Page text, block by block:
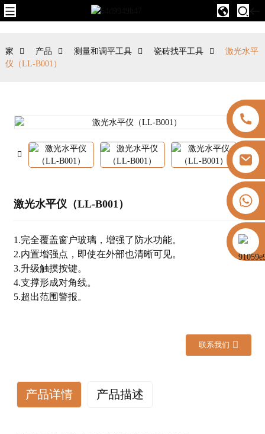
https://vk.com/id855439469
家 产品 测量和调平工具 瓷砖找平工具
激光水平
仪（LL-B001）
激光水平仪（LL-B001）
1.完全覆盖窗户玻璃，增强了防水功能。
2.内置增强点，即使在外部也清晰可见。
3.升级触摸按键。
4.支撑形成对角线。
5.超出范围警报。
联系我们
产品详情 产品描述